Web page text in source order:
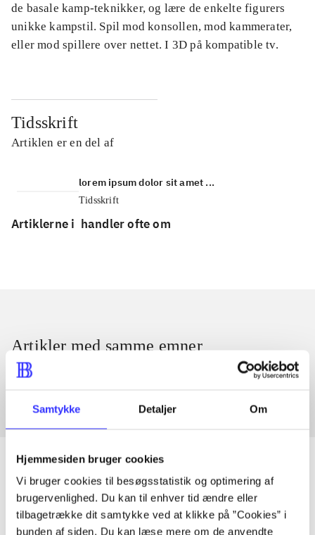
Samtykke Detaljer Om
Hjemmesiden bruger cookies
Vi bruger cookies til besøgsstatistik og optimering af
brugervenlighed. Du kan til enhver tid ændre eller
tilbagetrække dit samtykke ved at klikke på ”Cookies” i
bunden af siden. Du kan læse mere om de anvendte
de basale kamp-teknikker, og lære de enkelte figurers
unikke kampstil. Spil mod konsollen, mod kammerater,
eller mod spillere over nettet. I 3D på kompatible tv.
Tidsskrift
Artiklen er en del af
lorem ipsum dolor sit amet ...
Tidsskrift
Artiklerne i handler ofte om
Artikler med samme emner
Fra
Artikler
Alle registrerede artikler fordelt på udgivelser